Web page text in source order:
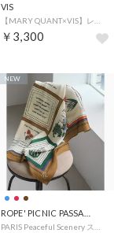
VIS
￥3,300
NEW